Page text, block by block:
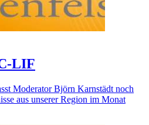
LIF
Moderator Björn Karnstädt noch
aus unserer Region im Monat